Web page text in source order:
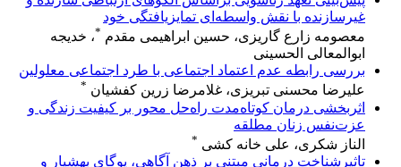
غیرسازنده با نقش واسطه‌ای تمایزیافتگی خود
معصومه زارع گاریزی، حسین ابراهیمی مقدم * ، خدیجه
ابوالمعالی الحسینی
بررسی رابطه عدم اعتماد اجتماعی با طرد اجتماعی معلولین
علیرضا محسنی تبریزی، غلامرضا زرین کفشیان *
اثربخشی درمان کوتاه‌مدت راه‌حل محور بر کیفیت زندگی و
عزت‌نفس زنان مطلقه
الناز شکری، علی خانه کشی *
تاثیرشناخت درمانی مبتنی بر ذهن آگاهی، یوگای بهشیار و